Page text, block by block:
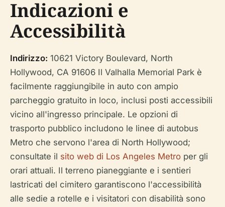
Indicazioni e
Accessibilità
Indirizzo: 10621 Victory Boulevard, North
Hollywood, CA 91606 Il Valhalla Memorial Park è
facilmente raggiungibile in auto con ampio
parcheggio gratuito in loco, inclusi posti accessibili
vicino all'ingresso principale. Le opzioni di
trasporto pubblico includono le linee di autobus
Metro che servono l'area di North Hollywood;
consultate il sito web di Los Angeles Metro per gli
orari attuali. Il terreno pianeggiante e i sentieri
lastricati del cimitero garantiscono l'accessibilità
alle sedie a rotelle e i visitatori con disabilità sono